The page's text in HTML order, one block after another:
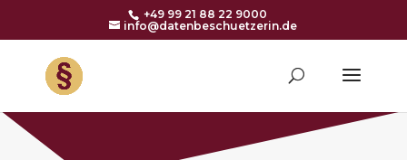
+49 99 21 88 22 9000
info@datenbeschuetzerin.de